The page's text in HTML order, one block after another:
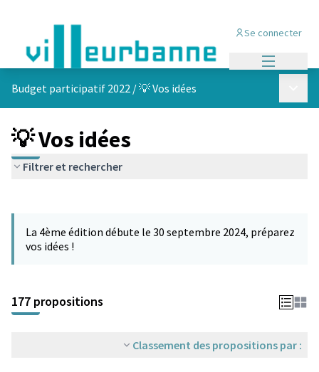
Se connecter
Budget participatif 2022 /💡 Vos idées
💡 Vos idées
Filtrer et rechercher
−
La 4ème édition débute le 30 septembre 2024, préparez
vos idées !
177 propositions
Classement des propositions par :